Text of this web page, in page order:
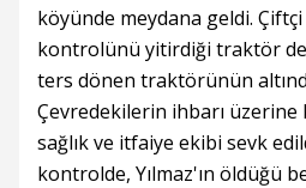
köyünde meydana geldi. Çiftçi
kontrolünü yitirdiği traktör
ters dönen traktörünün
Çevredekilerin ihbarı
sağlık ve itfaiye ekibi sevk
kontrolde, Yılmaz'ın öldüğü